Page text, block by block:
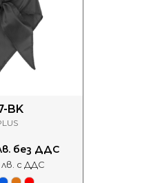
BK
без ДДС
лв. с ДДС